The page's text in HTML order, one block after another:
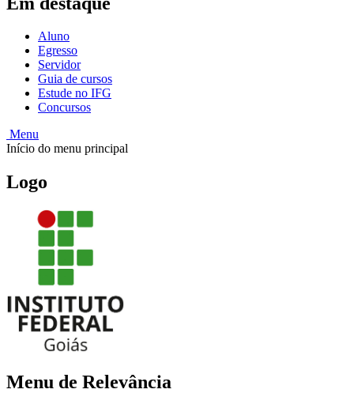
Aluno
Egresso
Servidor
Guia de cursos
Estude no IFG
Concursos
Menu
Início do menu principal
Logo
Menu de Relevância